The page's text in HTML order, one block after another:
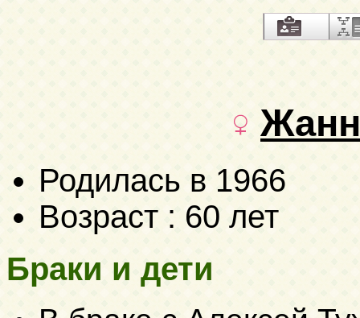
Родилась в 1966
Возраст : 60 лет
Браки и дети